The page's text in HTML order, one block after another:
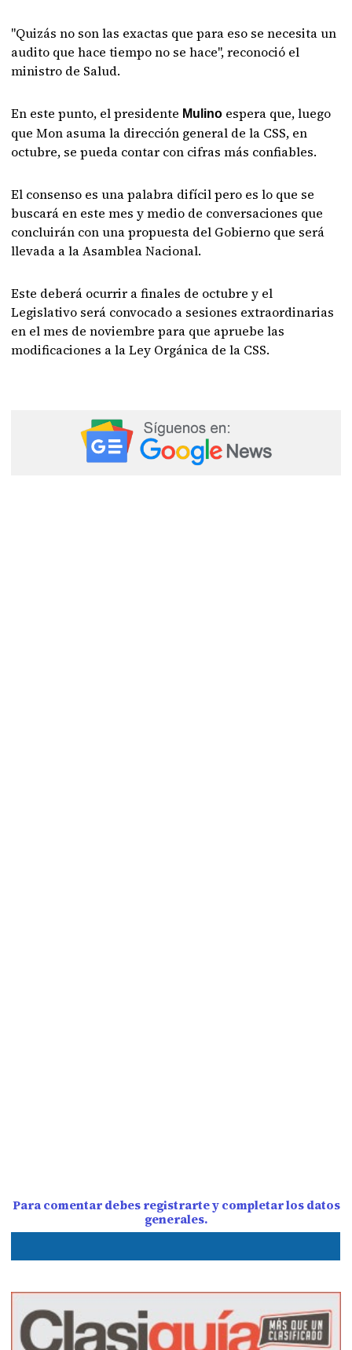
"Quizás no son las exactas que para eso se necesita un
audito que hace tiempo no se hace", reconoció el
ministro de Salud.
En este punto, el presidente Mulino espera que, luego
que Mon asuma la dirección general de la CSS, en
octubre, se pueda contar con cifras más confiables.
El consenso es una palabra difícil pero es lo que se
buscará en este mes y medio de conversaciones que
concluirán con una propuesta del Gobierno que será
llevada a la Asamblea Nacional.
Este deberá ocurrir a finales de octubre y el
Legislativo será convocado a sesiones extraordinarias
en el mes de noviembre para que apruebe las
modificaciones a la Ley Orgánica de la CSS.
Para comentar debes registrarte y completar los datos
generales.